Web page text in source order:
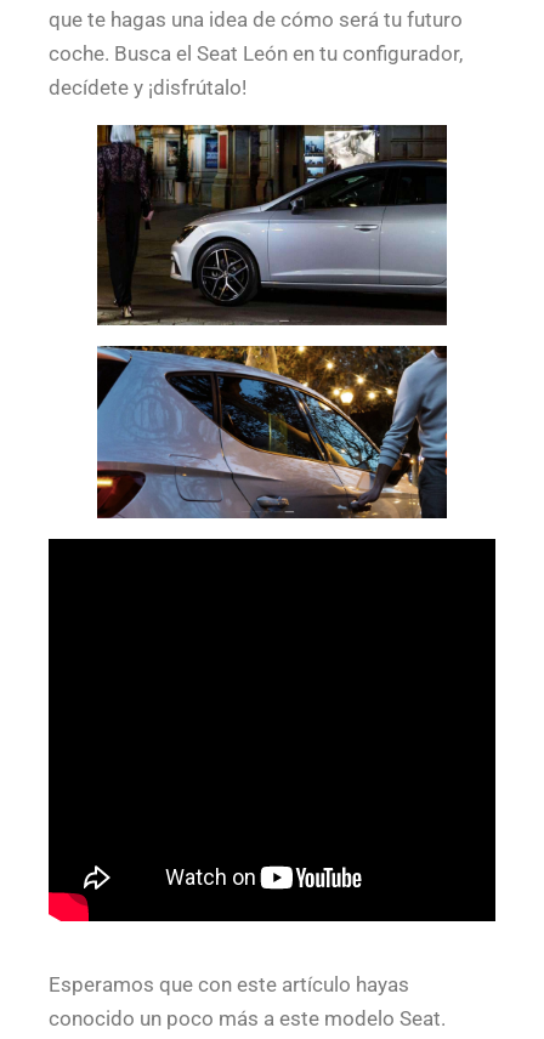
que te hagas una idea de cómo será tu futuro
coche. Busca el Seat León en tu configurador,
decídete y ¡disfrútalo!
Esperamos que con este artículo hayas
conocido un poco más a este modelo Seat.